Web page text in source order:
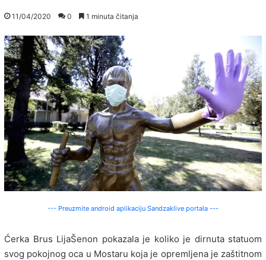
11/04/2020 0 1 minuta čitanja
--- Preuzmite android aplikaciju Sandzaklive portala ---
Ćerka Brus LijaŠenon pokazala je koliko je dirnuta statuom
svog pokojnog oca u Mostaru koja je opremljena je zaštitnom